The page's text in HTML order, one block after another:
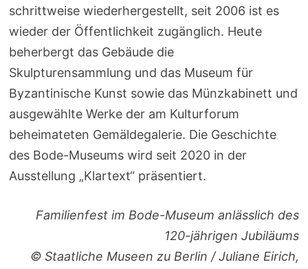
schrittweise wiederhergestellt, seit 2006 ist es
wieder der Öffentlichkeit zugänglich. Heute
beherbergt das Gebäude die
Skulpturensammlung und das Museum für
Byzantinische Kunst sowie das Münzkabinett und
ausgewählte Werke der am Kulturforum
beheimateten Gemäldegalerie. Die Geschichte
des Bode-Museums wird seit 2020 in der
Ausstellung „Klartext“ präsentiert.
Familienfest im Bode-Museum anlässlich des
120-jährigen Jubiläums
© Staatliche Museen zu Berlin / Juliane Eirich,